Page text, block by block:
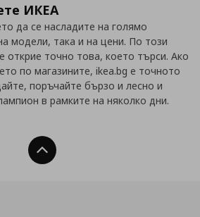
ИКЕА
да се насладите на голямо
модели, така и на цени. По този
открие точно това, което търси. Ако
по магазините, ikea.bg е точното
поръчайте бързо и лесно и
в рамките на няколко дни.
Нагоре